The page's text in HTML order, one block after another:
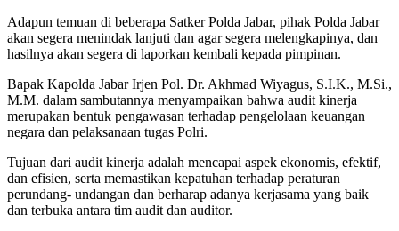
Adapun temuan di beberapa Satker Polda Jabar, pihak Polda Jabar
akan segera menindak lanjuti dan agar segera melengkapinya, dan
hasilnya akan segera di laporkan kembali kepada pimpinan.
Bapak Kapolda Jabar Irjen Pol. Dr. Akhmad Wiyagus, S.I.K., M.Si.,
M.M. dalam sambutannya menyampaikan bahwa audit kinerja
merupakan bentuk pengawasan terhadap pengelolaan keuangan
negara dan pelaksanaan tugas Polri.
Tujuan dari audit kinerja adalah mencapai aspek ekonomis, efektif,
dan efisien, serta memastikan kepatuhan terhadap peraturan
perundang- undangan dan berharap adanya kerjasama yang baik
dan terbuka antara tim audit dan auditor.